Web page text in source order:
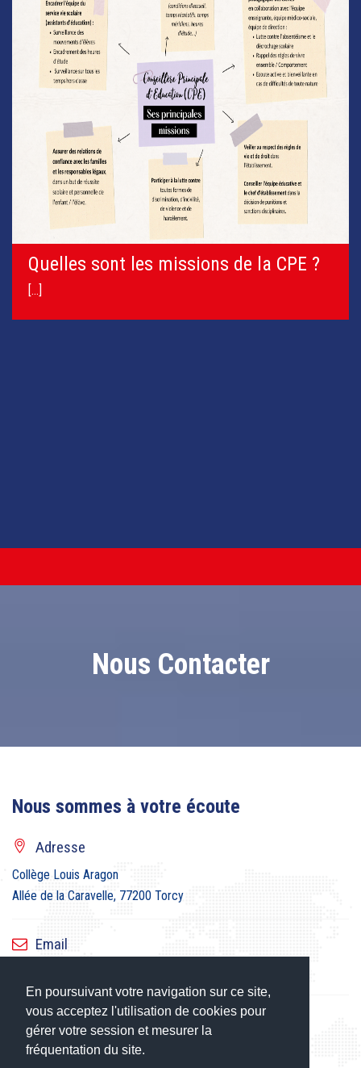
En poursuivant votre navigation sur ce site,
vous acceptez l'utilisation de cookies pour
gérer votre session et mesurer la
fréquentation du site.
sont les missions de la CPE ?
Nous Contacter
Nous sommes à votre écoute
Adresse
Collège Louis Aragon
Allée de la Caravelle, 77200 Torcy
Email
Téléphone